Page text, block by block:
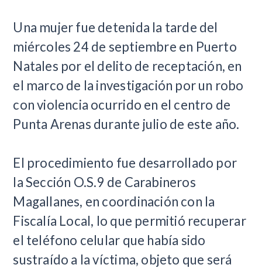
Una mujer fue detenida la tarde del
miércoles 24 de septiembre en Puerto
Natales por el delito de receptación, en
el marco de la investigación por un robo
con violencia ocurrido en el centro de
Punta Arenas durante julio de este año.
El procedimiento fue desarrollado por
la Sección O.S.9 de Carabineros
Magallanes, en coordinación con la
Fiscalía Local, lo que permitió recuperar
el teléfono celular que había sido
sustraído a la víctima, objeto que será